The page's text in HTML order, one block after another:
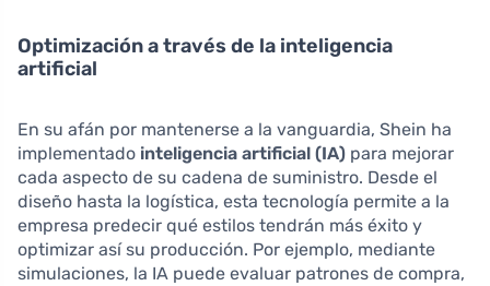
Optimización a través de la inteligencia
artificial
En su afán por mantenerse a la vanguardia, Shein ha
implementado inteligencia artificial (IA) para mejorar
cada aspecto de su cadena de suministro. Desde el
diseño hasta la logística, esta tecnología permite a la
empresa predecir qué estilos tendrán más éxito y
optimizar así su producción. Por ejemplo, mediante
simulaciones, la IA puede evaluar patrones de compra,